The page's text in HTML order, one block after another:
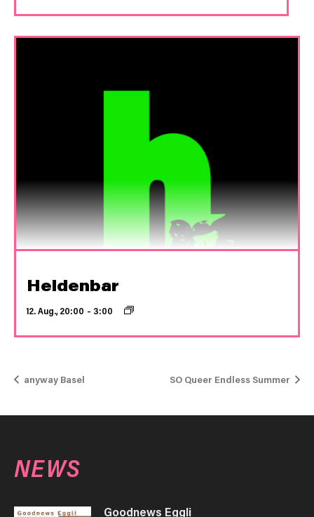
Heldenbar
12. Aug., 20:00 – 3:00
anyway Basel SO Queer Endless Summer
NEWS
Goodnews Eggli